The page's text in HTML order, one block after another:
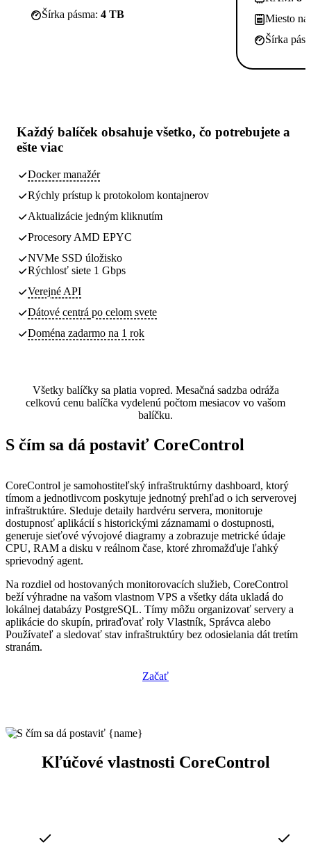
Šírka pásma: 4 TB
Miesto
Šírka
Každý balíček obsahuje všetko, čo potrebujete a
ešte viac
Docker manažér
Rýchly prístup k protokolom kontajnerov
Aktualizácie jedným kliknutím
Procesory AMD EPYC
NVMe SSD úložisko
Rýchlosť siete 1 Gbps
Verejné API
Dátové centrá po celom svete
Doména zadarmo na 1 rok
Všetky balíčky sa platia vopred. Mesačná sadzba odráža
celkovú cenu balíčka vydelenú počtom mesiacov vo vašom
balíčku.
S čím sa dá postaviť CoreControl
CoreControl je samohostiteľský infraštruktúrny dashboard, ktorý
tímom a jednotlivcom poskytuje jednotný prehľad o ich serverovej
infraštruktúre. Sleduje detaily hardvéru servera, monitoruje
dostupnosť aplikácií s historickými záznamami o dostupnosti,
generuje sieťové vývojové diagramy a zobrazuje metrické údaje
CPU, RAM a disku v reálnom čase, ktoré zhromažďuje ľahký
sprievodný agent.
Na rozdiel od hostovaných monitorovacích služieb, CoreControl
beží výhradne na vašom vlastnom VPS a všetky dáta ukladá do
lokálnej databázy PostgreSQL. Tímy môžu organizovať servery a
aplikácie do skupín, priraďovať roly Vlastník, Správca alebo
Používateľ a sledovať stav infraštruktúry bez odosielania dát tretím
stranám.
Začať
Kľúčové vlastnosti CoreControl